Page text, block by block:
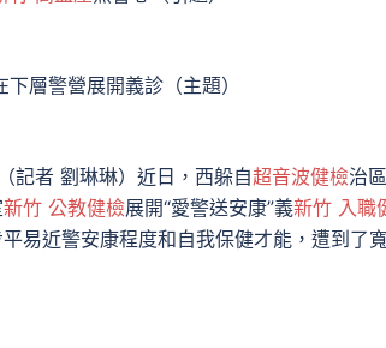
下層警營展開義診（主題）
者 劉琳琳）近日，西躲自超音波健檢治
新竹 公教健檢展開“愛警送安康”義新竹 入職
易近警安康程度和自我保健才能，遭到了